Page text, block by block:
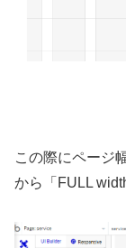
この際にページ
から「FULL